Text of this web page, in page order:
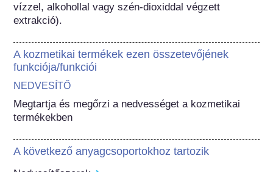
vízzel, alkohollal vagy szén-dioxiddal végzett
extrakció).
A kozmetikai termékek ezen összetevőjének
funkciója/funkciói
NEDVESÍTŐ
Megtartja és megőrzi a nedvességet a kozmetikai
termékekben
A következő anyagcsoportokhoz tartozik